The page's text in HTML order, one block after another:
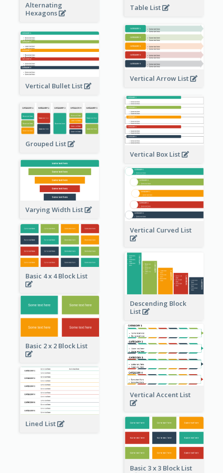
Alternating
Hexagons
Table List
Vertical Arrow List
Vertical Bullet List
Vertical Box List
Grouped List
Varying Width List
Vertical Curved List
Basic 4 x 4 Block List
Descending Block
List
Basic 2 x 2 Block List
Vertical Accent List
Lined List
Basic 3 x 3 Block List